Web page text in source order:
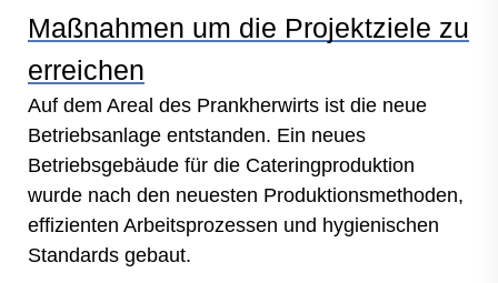
Maßnahmen um die Projektziele zu
erreichen
Auf dem Areal des Prankherwirts ist die neue
Betriebsanlage entstanden. Ein neues
Betriebsgebäude für die Cateringproduktion
wurde nach den neuesten Produktionsmethoden,
effizienten Arbeitsprozessen und hygienischen
Standards gebaut.